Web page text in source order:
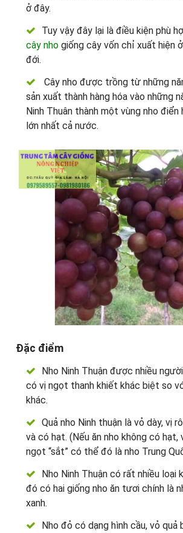
ở đây.
Tuy vậy đây lại là điều kiện phù
cây nho giống cây vốn chỉ xuất hiện
đới.
Cây nho được trồng từ những
sản xuất thành hàng hóa vào những
Ninh Thuân thành một vùng nho
lớn nhất cả nước.
Đặc điểm
Nho Ninh Thuận được nhiều
có vị ngọt thanh khiết khác biệt so
khác.
Quả nho Ninh thuận là vỏ dày, vị
và có hạt. (Nếu ăn nho không có hạt,
ngọt “sắt” có thể đó là nho Trung
Nho Ninh Thuận có rất nhiều loại
đó có hai giống nho ăn tươi chính là
xanh.
Nho đỏ có dạng hình cầu, vỏ quả